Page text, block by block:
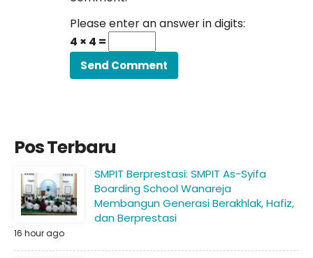
Please enter an answer in digits:
4 × 4 =
Pos Terbaru
SMPIT Berprestasi: SMPIT As-Syifa
Boarding School Wanareja
Membangun Generasi Berakhlak, Hafiz,
dan Berprestasi
16 hour ago